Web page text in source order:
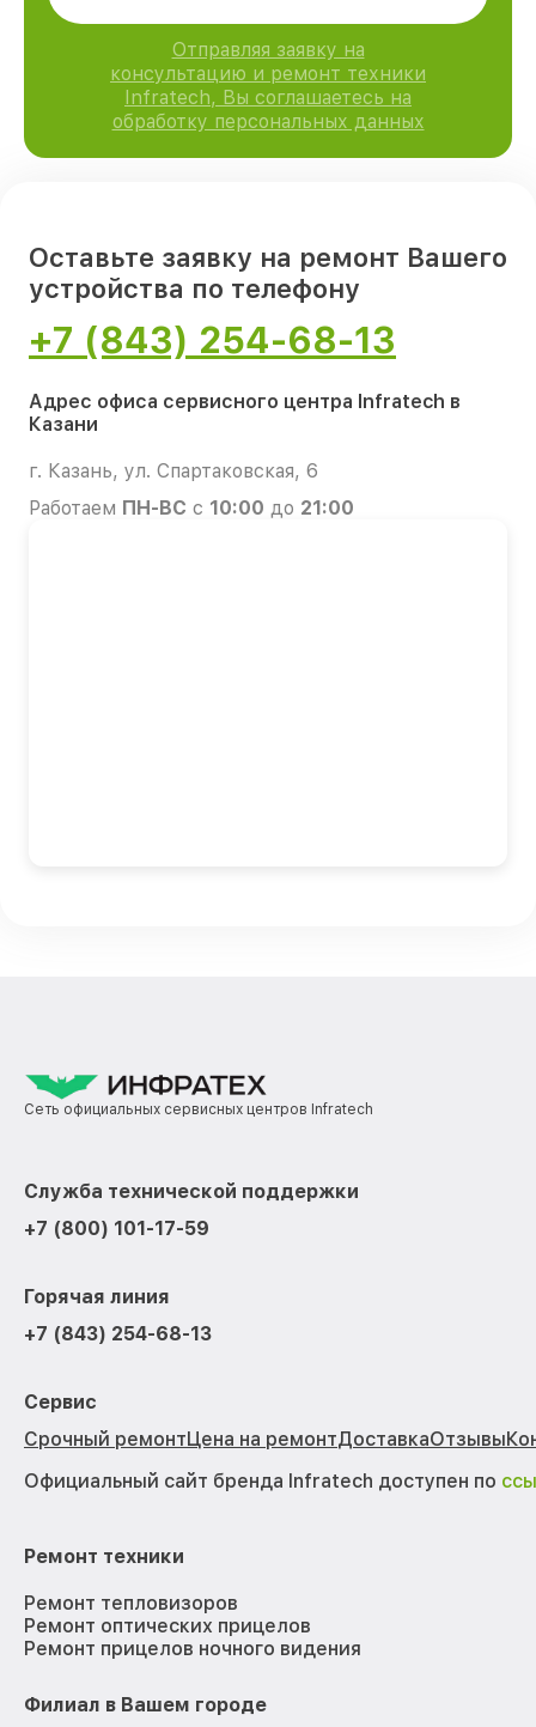
Отправляя заявку на
консультацию и ремонт техники
Infratech, Вы соглашаетесь на
обработку персональных данных
Оставьте заявку на ремонт Вашего
устройства по телефону
+7 (843) 254-68-13
Адрес офиса сервисного центра Infratech в
Казани
г. Казань, ул. Спартаковская, 6
Работаем ПН-ВС с 10:00 до 21:00
Сеть официальных сервисных центров Infratech
Служба технической поддержки
+7 (800) 101-17-59
Горячая линия
+7 (843) 254-68-13
Сервис
Срочный ремонтЦена на ремонтДоставкаОтзывы
Официальный сайт бренда Infratech доступен по
Ремонт техники
Ремонт тепловизоров
Ремонт оптических прицелов
Ремонт прицелов ночного видения
Филиал в Вашем городе